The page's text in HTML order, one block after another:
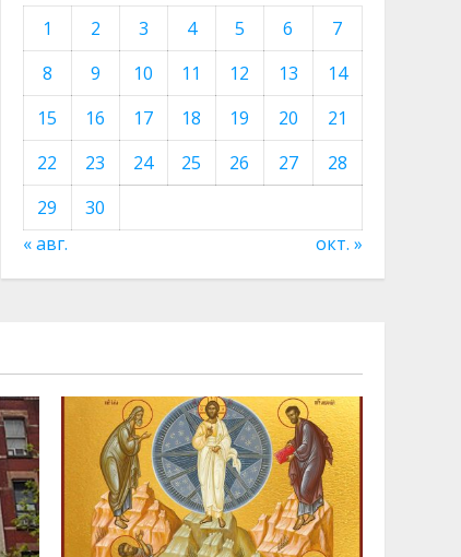
1
2 3 4 5 6
7
8
9 10 11 12 13
14
15
16 17 18 19 20
21
22
23 24 25 26 27
28
29
30
« авг.
окт. »